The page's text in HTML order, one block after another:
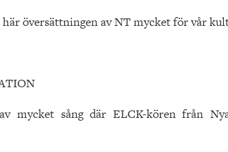
här översättningen av NT mycket för vår
mycket sång där ELCK-kören från